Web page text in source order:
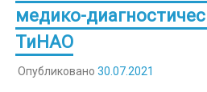
медико-
ТиНАО
Опубликовано 30.07.2021